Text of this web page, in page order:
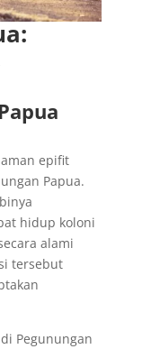
epifit
Papua.
hidup koloni
alami
tersebut
Pegunungan